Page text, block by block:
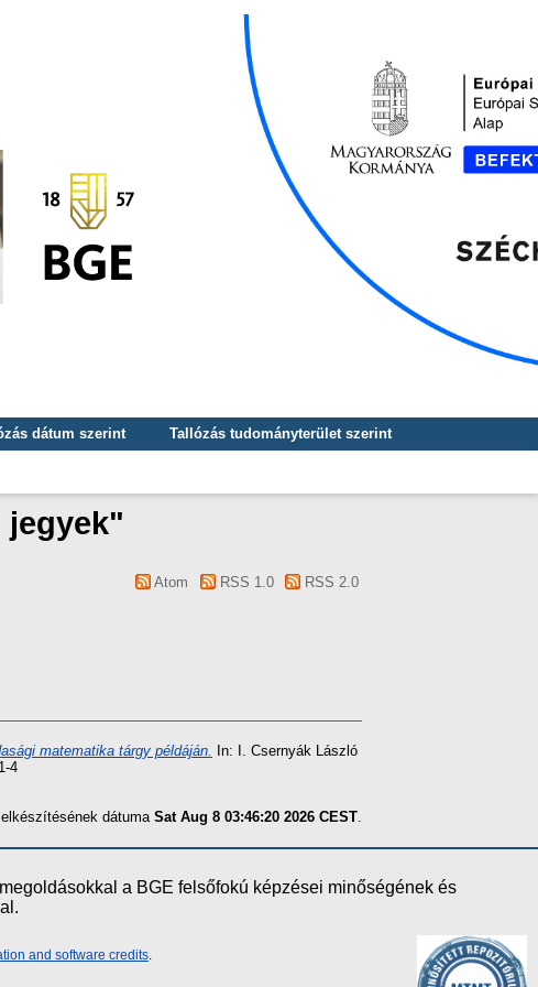
dátum szerint
Tallózás tudományterület szerint
jegyek"
Atom RSS 1.0
RSS 2.0
matematika tárgy példáján.
In: I. Csernyák László
4
dátuma Sat Aug 8 03:46:20 2026 CEST.
a BGE felsőfokú képzései minőségének és
and software credits